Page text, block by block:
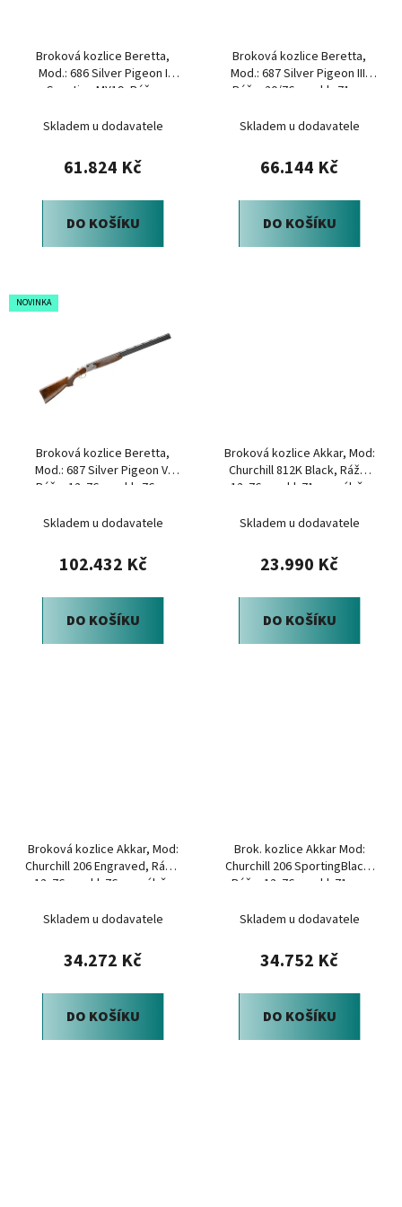
Broková kozlice Beretta,
Mod.: 686 Silver Pigeon I
Sporting MY19, Ráže:
Skladem u dodavatele
61.824 Kč
DO KOŠÍKU
Broková kozlice Beretta,
Mod.: 687 Silver Pigeon III,
Ráže: 20/76mm, hl.: 71cm
Skladem u dodavatele
66.144 Kč
DO KOŠÍKU
NOVINKA
Broková kozlice Beretta,
Mod.: 687 Silver Pigeon V,
Ráže: 12x76mm, hl.: 76cm
Skladem u dodavatele
102.432 Kč
DO KOŠÍKU
Broková kozlice Akkar, Mod:
Churchill 812K Black, Ráže:
12x76mm, hl: 71cm, výběr
Skladem u dodavatele
23.990 Kč
DO KOŠÍKU
Broková kozlice Akkar, Mod:
Churchill 206 Engraved, Ráže:
12x76mm, hl: 76cm, výběr
Skladem u dodavatele
34.272 Kč
DO KOŠÍKU
Brok. kozlice Akkar Mod:
Churchill 206 SportingBlack,
Ráže: 12x76mm, hl: 71cm,
Skladem u dodavatele
34.752 Kč
DO KOŠÍKU